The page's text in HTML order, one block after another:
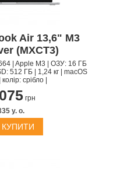
Air 13,6" M3
(MXCT3)
| Apple M3 | ОЗУ: 16 ГБ
512 ГБ | 1,24 кг | macOS
срібло |
грн
y. о.
КУПИТИ